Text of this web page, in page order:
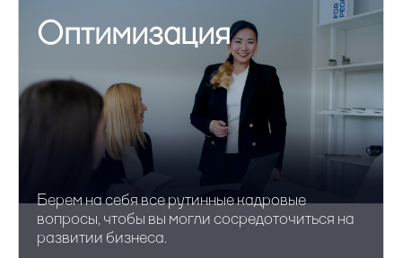
Оптимизация
Берем на себя все рутинные кадровые
вопросы, чтобы вы могли сосредоточиться на
развитии бизнеса.